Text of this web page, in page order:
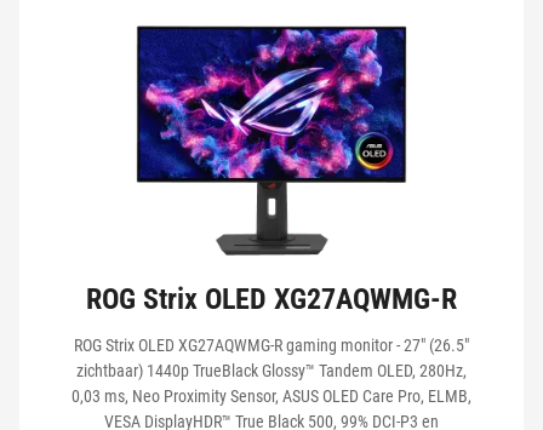
ADAPTIVE-SYNC
CONSOLE GAMING
ROG Strix OLED XG27AQWMG-R
ROG Strix OLED XG27AQWMG-R gaming monitor - 27" (26.5"
zichtbaar) 1440p TrueBlack Glossy™ Tandem OLED, 280Hz,
0,03 ms, Neo Proximity Sensor, ASUS OLED Care Pro, ELMB,
VESA DisplayHDR™ True Black 500, 99% DCI-P3 en